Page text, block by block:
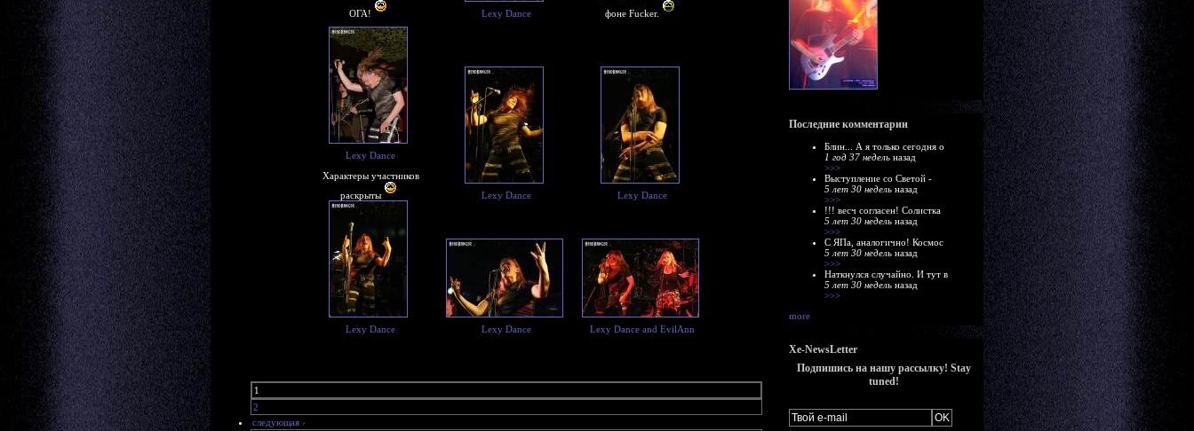
ОГА! Lexy Dance
фоне Fucker.
Lexy Dance
Характеры участников
раскрыты
Lexy Dance Lexy Dance
Lexy Dance Lexy Dance Lexy Dance and EvilAnn
1
2
следующая ›
Последние комментарии
Блин... А я только сегодня о
1 год 37 недель назад
>>>
Выступление со Светой -
5 лет 30 недель назад
>>>
!!! весч согласен! Солистка
5 лет 30 недель назад
>>>
С ЯПа, аналогично! Космос
5 лет 30 недель назад
>>>
Наткнулся случайно. И тут в
5 лет 30 недель назад
>>>
more
Xe-NewsLetter
Подпишись на нашу рассылку! Stay
tuned!